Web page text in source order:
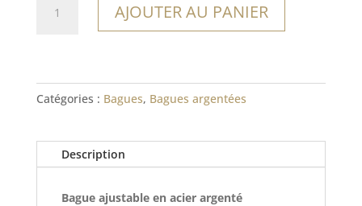
AJOUTER AU PANIER
Catégories : Bagues, Bagues argentées
Description
Bague ajustable en acier argenté